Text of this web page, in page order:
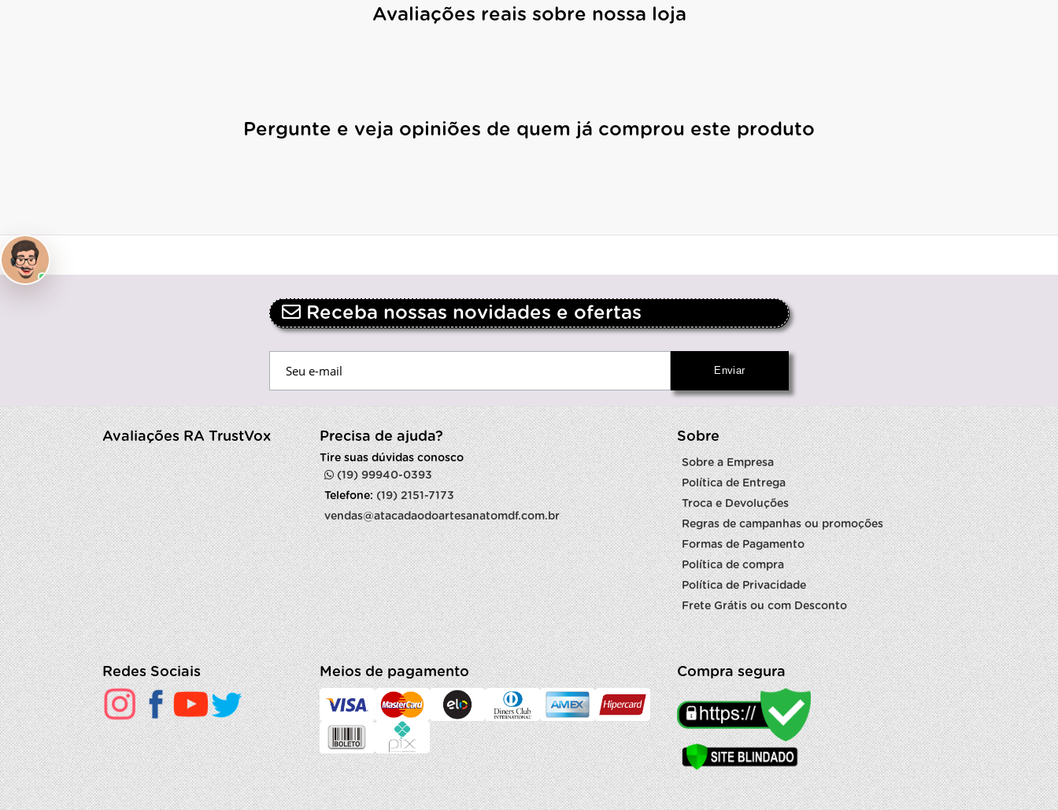
Avaliações reais sobre nossa loja
Pergunte e veja opiniões de quem já comprou este produto
Receba nossas novidades e ofertas
Avaliações RA TrustVox Precisa de ajuda?
Tire suas dúvidas conosco
(19) 99940-0393
Telefone:(19) 2151-7173
vendas@atacadaodoartesanatomdf.com.br
Sobre
Sobre a Empresa
Política de Entrega
Troca e Devoluções
Regras de campanhas ou promoções
Formas de Pagamento
Política de compra
Política de Privacidade
Frete Grátis ou com Desconto
Redes Sociais Meios de pagamento Compra segura